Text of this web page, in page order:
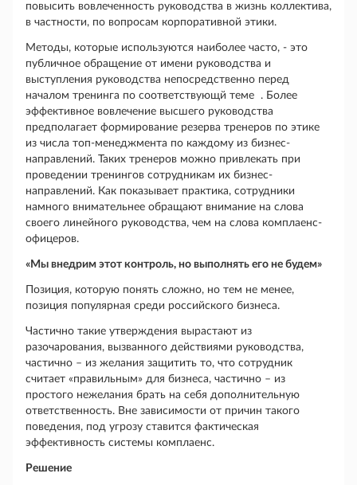
повысить вовлеченность руководства в жизнь коллектива,
в частности, по вопросам корпоративной этики.
Методы, которые используются наиболее часто, - это
публичное обращение от имени руководства и
выступления руководства непосредственно перед
началом тренинга по соответствующй теме . Более
эффективное вовлечение высшего руководства
предполагает формирование резерва тренеров по этике
из числа топ-менеджмента по каждому из бизнес-
направлений. Таких тренеров можно привлекать при
проведении тренингов сотрудникам их бизнес-
направлений. Как показывает практика, сотрудники
намного внимательнее обращают внимание на слова
своего линейного руководства, чем на слова комплаенс-
офицеров.
«Мы внедрим этот контроль, но выполнять его не будем»
Позиция, которую понять сложно, но тем не менее,
позиция популярная среди российского бизнеса.
Частично такие утверждения вырастают из
разочарования, вызванного действиями руководства,
частично – из желания защитить то, что сотрудник
считает «правильным» для бизнеса, частично – из
простого нежелания брать на себя дополнительную
ответственность. Вне зависимости от причин такого
поведения, под угрозу ставится фактическая
эффективность системы комплаенс.
Решение